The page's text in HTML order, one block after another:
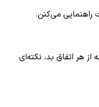
راهنمایی می‌کنن.
هر اتفاق بد، نکته‌ای